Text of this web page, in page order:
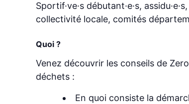
Sportif·ve·s débutant·e·s,
collectivité locale, comités
Quoi ?
Venez découvrir les conseils de
déchets :
En quoi consiste la